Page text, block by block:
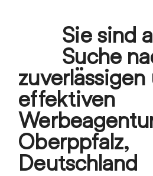
menu
menu
Sie sind
Suche
zuverlässigen
effektiven
Oberppfalz,
Deutschland